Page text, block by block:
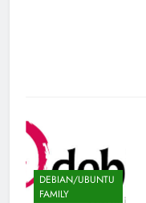
DEBIAN/UBUNTU
FAMILY